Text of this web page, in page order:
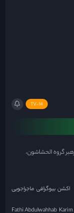
TV-14
گروه الحشاشون،
اکشن بیوگرافی ماجراجویی
Fathi Abdulwahhab